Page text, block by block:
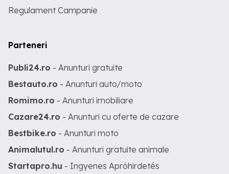
Regulament Campanie
Parteneri
Publi24.ro - Anunturi gratuite
Bestauto.ro - Anunturi auto/moto
Romimo.ro - Anunturi imobiliare
Cazare24.ro - Anunturi cu oferte de cazare
Bestbike.ro - Anunturi moto
Animalutul.ro - Anunturi gratuite animale
Startapro.hu - Ingyenes Apróhirdetés